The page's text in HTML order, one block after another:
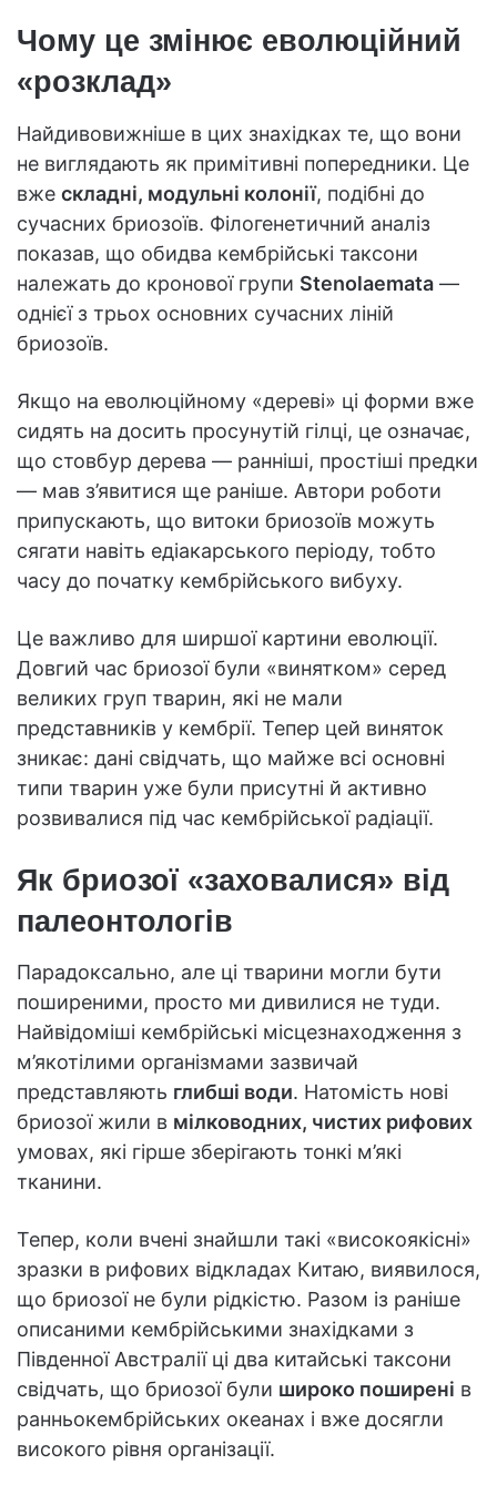
Чому це змінює еволюційний
«розклад»
Найдивовижніше в цих знахідках те, що вони
не виглядають як примітивні попередники. Це
вже складні, модульні колонії, подібні до
сучасних бриозоїв. Філогенетичний аналіз
показав, що обидва кембрійські таксони
належать до кронової групи Stenolaemata —
однієї з трьох основних сучасних ліній
бриозоїв.
Якщо на еволюційному «дереві» ці форми вже
сидять на досить просунутій гілці, це означає,
що стовбур дерева — ранніші, простіші предки
— мав з’явитися ще раніше. Автори роботи
припускають, що витоки бриозоїв можуть
сягати навіть едіакарського періоду, тобто
часу до початку кембрійського вибуху.
Це важливо для ширшої картини еволюції.
Довгий час бриозої були «винятком» серед
великих груп тварин, які не мали
представників у кембрії. Тепер цей виняток
зникає: дані свідчать, що майже всі основні
типи тварин уже були присутні й активно
розвивалися під час кембрійської радіації.
Як бриозої «заховалися» від
палеонтологів
Парадоксально, але ці тварини могли бути
поширеними, просто ми дивилися не туди.
Найвідоміші кембрійські місцезнаходження з
м’якотілими організмами зазвичай
представляють глибші води. Натомість нові
бриозої жили в мілководних, чистих рифових
умовах, які гірше зберігають тонкі м’які
тканини.
Тепер, коли вчені знайшли такі «високоякісні»
зразки в рифових відкладах Китаю, виявилося,
що бриозої не були рідкістю. Разом із раніше
описаними кембрійськими знахідками з
Південної Австралії ці два китайські таксони
свідчать, що бриозої були широко поширені в
ранньокембрійських океанах і вже досягли
високого рівня організації.